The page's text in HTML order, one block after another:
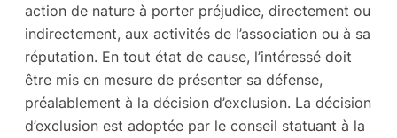
action de nature à porter préjudice, directement ou
indirectement, aux activités de l’association ou à sa
réputation. En tout état de cause, l’intéressé doit
être mis en mesure de présenter sa défense,
préalablement à la décision d’exclusion. La décision
d’exclusion est adoptée par le conseil statuant à la